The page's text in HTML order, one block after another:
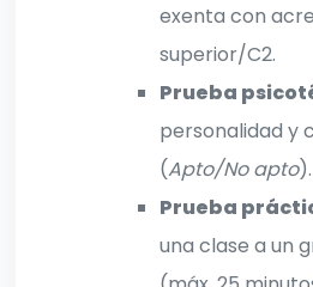
exenta con
superior/C2.
Prueba
personalidad y
(Apto/No apto).
Prueba
una clase a un